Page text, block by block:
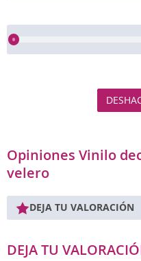
Opiniones Vinilo
velero
DEJA TU VALORACIÓN
DEJA TU